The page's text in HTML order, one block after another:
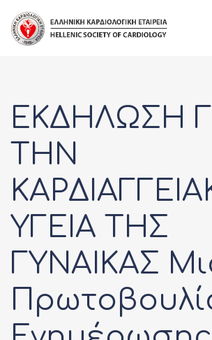
content
ΕΚΔΗΛΩΣΗ
ΤΗΝ
ΥΓΕΙΑ ΤΗΣ
ΓΥΝΑΙΚΑΣ